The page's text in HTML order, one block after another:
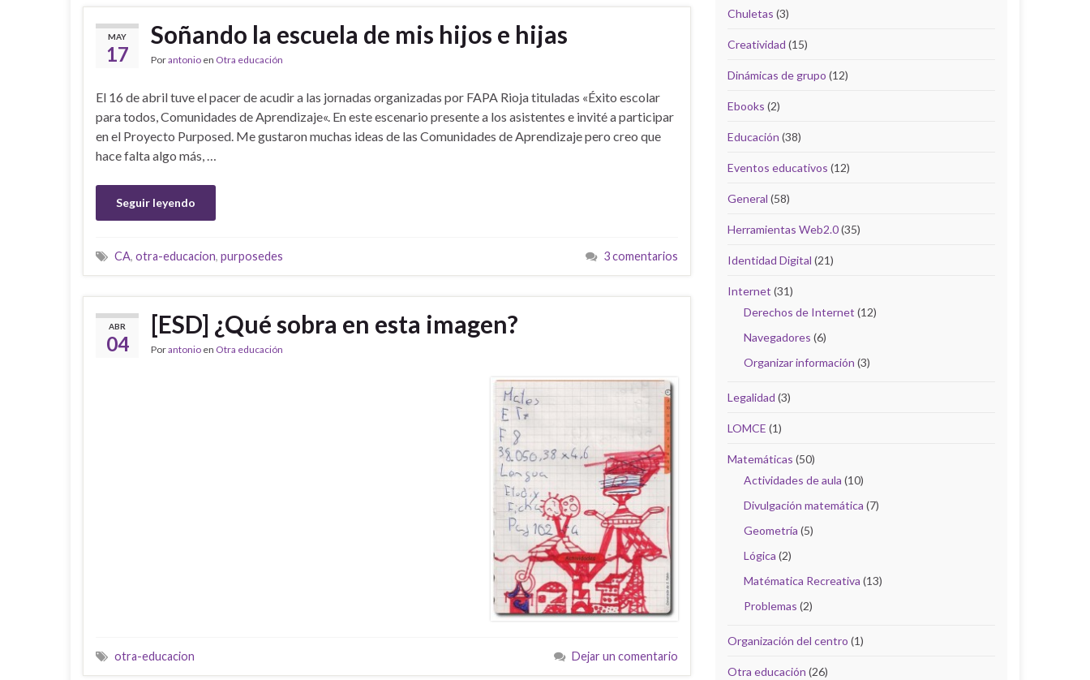
MAY
17
Soñando la escuela de mis hijos e hijas
Porantonio en Otra educación
El 16 de abril tuve el pacer de acudir a las jornadas organizadas por FAPA Rioja tituladas «Éxito escolar
para todos, Comunidades de Aprendizaje«. En este escenario presente a los asistentes e invité a participar
en el Proyecto Purposed. Me gustaron muchas ideas de las Comunidades de Aprendizaje pero creo que
hace falta algo más, …
Seguir leyendo
CA, otra-educacion, purposedes 3 comentarios
ABR
04
[ESD] ¿Qué sobra en esta imagen?
Porantonio en Otra educación
otra-educacion Dejar un comentario
Chuletas (3)
Creatividad (15)
Dinámicas de grupo (12)
Ebooks (2)
Educación (38)
Eventos educativos (12)
General (58)
Herramientas Web2.0(35)
Identidad Digital (21)
Internet (31)
Derechos de Internet (12)
Navegadores (6)
Organizar información (3)
Legalidad (3)
LOMCE (1)
Matemáticas (50)
Actividades de aula (10)
Divulgación matemática (7)
Geometría (5)
Lógica (2)
Matématica Recreativa (13)
Problemas (2)
Organización del centro (1)
Otra educación (26)